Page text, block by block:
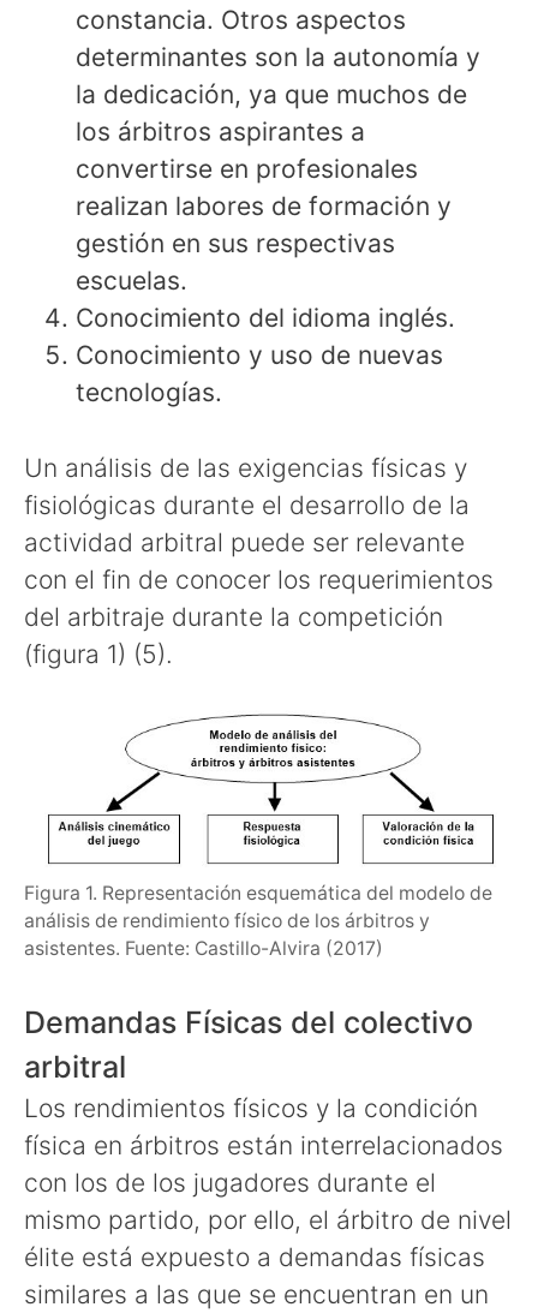
constancia. Otros aspectos
determinantes son la autonomía y
la dedicación, ya que muchos de
los árbitros aspirantes a
convertirse en profesionales
realizan labores de formación y
gestión en sus respectivas
escuelas.
Conocimiento del idioma inglés.
Conocimiento y uso de nuevas
tecnologías.
Un análisis de las exigencias físicas y
fisiológicas durante el desarrollo de la
actividad arbitral puede ser relevante
con el fin de conocer los requerimientos
del arbitraje durante la competición
(figura 1) (5).
Figura 1. Representación esquemática del modelo de
análisis de rendimiento físico de los árbitros y
asistentes. Fuente: Castillo-Alvira (2017)
Demandas Físicas del colectivo
arbitral
Los rendimientos físicos y la condición
física en árbitros están interrelacionados
con los de los jugadores durante el
mismo partido, por ello, el árbitro de nivel
élite está expuesto a demandas físicas
similares a las que se encuentran en un